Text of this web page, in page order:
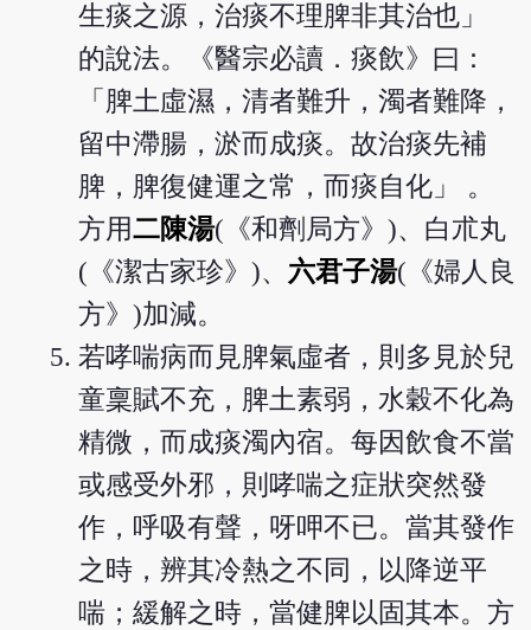
生痰之源，治痰不理脾非其治也」
的說法。《醫宗必讀．痰飲》曰：
「脾土虛濕，清者難升，濁者難降，
留中滯腸，淤而成痰。故治痰先補
脾，脾復健運之常，而痰自化」 。
方用二陳湯(《和劑局方》)、白朮丸
(《潔古家珍》)、 六君子湯(《婦人良
方》)加減。
若哮喘病而見脾氣虛者，則多見於兒
童稟賦不充，脾土素弱，水穀不化為
精微，而成痰濁內宿。每因飲食不當
或感受外邪，則哮喘之症狀突然發
作，呼吸有聲，呀呷不已。當其發作
之時，辨其冷熱之不同，以降逆平
喘；緩解之時，當健脾以固其本。方